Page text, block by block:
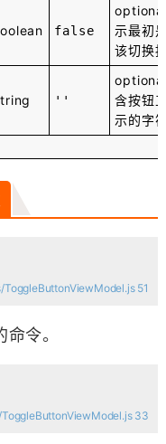
false
示最初
该切换
''
含按钮
示的字
ToggleButtonViewModel.js 51
令。
33